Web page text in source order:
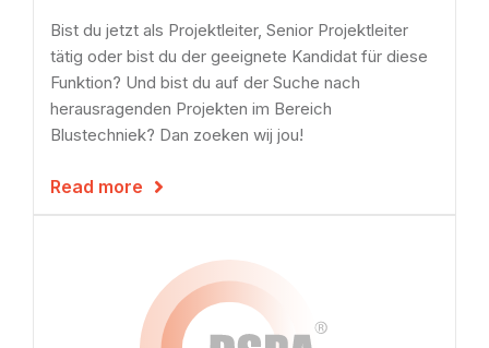
Bist du jetzt als Projektleiter, Senior Projektleiter
tätig oder bist du der geeignete Kandidat für diese
Funktion? Und bist du auf der Suche nach
herausragenden Projekten im Bereich
Blustechniek? Dan zoeken wij jou!
Read more 